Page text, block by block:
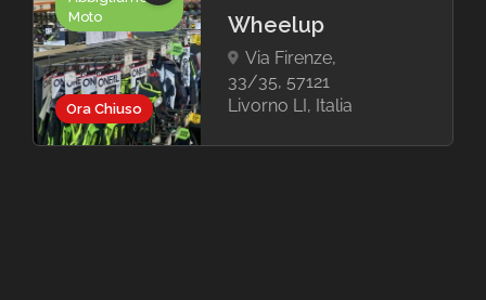
Wheelup
Via Firenze,
33/35, 57121
Livorno LI, Italia
Ora Chiuso